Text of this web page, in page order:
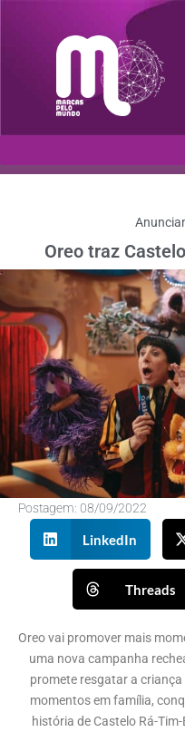
Oreo traz
Postagem: 08/09/2022
LinkedIn
Threads
Oreo vai promover mais
uma nova campanha
promete resgatar a
momentos em família,
história de Castelo Rá-